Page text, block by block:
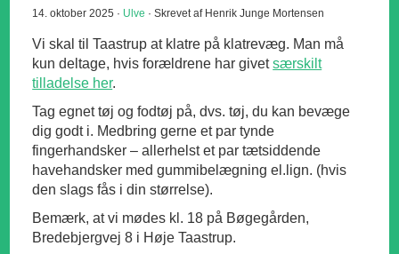
14. oktober 2025 · Ulve · Skrevet af Henrik Junge Mortensen
Vi skal til Taastrup at klatre på klatrevæg. Man må
kun deltage, hvis forældrene har givetsærskilt
tilladelse her.
Tag egnet tøj og fodtøj på, dvs. tøj, du kan bevæge
dig godt i. Medbring gerne et par tynde
fingerhandsker – allerhelst et par tætsiddende
havehandsker med gummibelægning el.lign. (hvis
den slags fås i din størrelse).
Bemærk, at vi mødes kl. 18 på Bøgegården,
Bredebjergvej 8 i Høje Taastrup.